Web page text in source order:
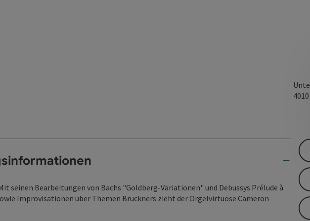
4010
seinen Bearbeitungen von Bachs "Goldberg-Variationen" und Debussys Prélude à
Improvisationen über Themen Bruckners zieht der Orgelvirtuose Cameron